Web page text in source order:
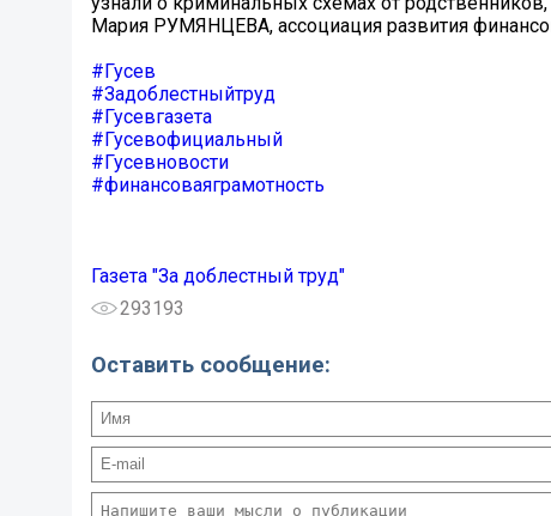
Мария РУМЯНЦЕВА, ассоциация развития
#Гусев
#Задоблестныйтруд
#Гусевгазета
#Гусевофициальный
#Гусевновости
#финансоваяграмотность
Газета "За доблестный труд"
293193
Оставить сообщение: